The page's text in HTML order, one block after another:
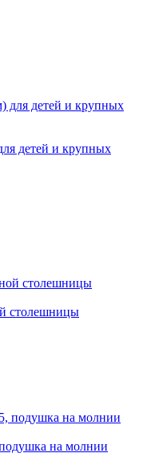
детей и крупных
столешницы
на молнии